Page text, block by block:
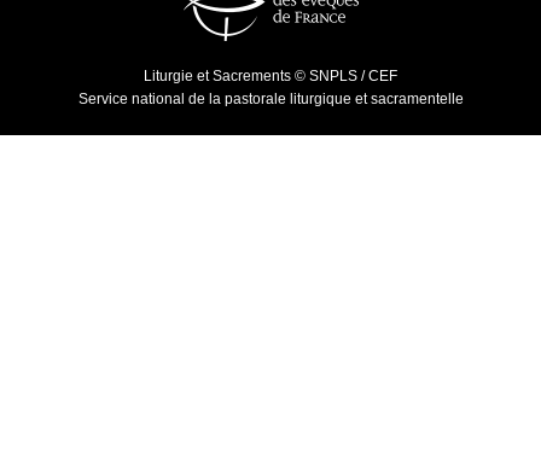
Liturgie et Sacrements © SNPLS / CEF
Service national de la pastorale liturgique et sacramentelle